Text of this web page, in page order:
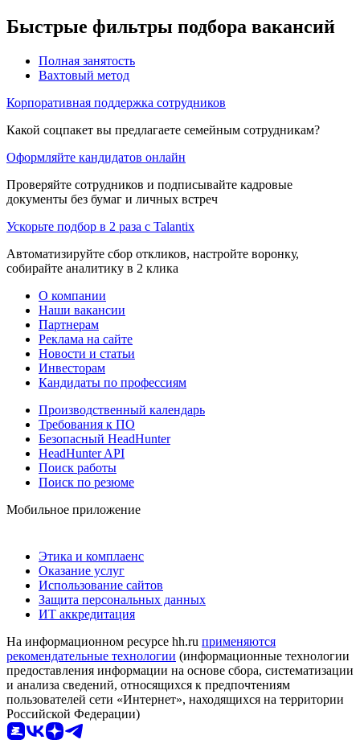
Быстрые фильтры подбора вакансий
Полная занятость
Вахтовый метод
Корпоративная поддержка сотрудников
Какой соцпакет вы предлагаете семейным сотрудникам?
Оформляйте кандидатов онлайн
Проверяйте сотрудников и подписывайте кадровые
документы без бумаг и личных встреч
Ускорьте подбор в 2 раза с Talantix
Автоматизируйте сбор откликов, настройте воронку,
собирайте аналитику в 2 клика
О компании
Наши вакансии
Партнерам
Реклама на сайте
Новости и статьи
Инвесторам
Кандидаты по профессиям
Производственный календарь
Требования к ПО
Безопасный HeadHunter
HeadHunter API
Поиск работы
Поиск по резюме
Мобильное приложение
Этика и комплаенс
Оказание услуг
Использование сайтов
Защита персональных данных
ИТ аккредитация
На информационном ресурсе hh.ru применяются
рекомендательные технологии (информационные технологии
предоставления информации на основе сбора, систематизации
и анализа сведений, относящихся к предпочтениям
пользователей сети «Интернет», находящихся на территории
Российской Федерации)